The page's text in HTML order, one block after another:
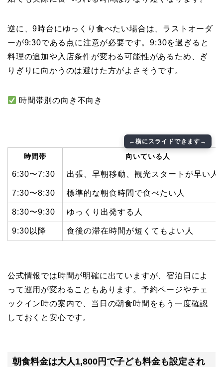
逆に、9時台にゆっくり食べたい場合は、ラストオーダ
ーが9:30である点に注意が必要です。9:30を過ぎると
料理の追加や入店条件が変わる可能性があるため、ぎ
りぎりに向かうのは避けた方がよさそうです。
時間帯別の向き不向き
時間帯 向いている人
6:30〜7:30 出張、早朝移動、観光スタートが早い人
7:30〜8:30 標準的な朝食時間で食べたい人
8:30〜9:30 ゆっくり出発する人
9:30以降 食後の滞在時間が短くてもよい人
公式情報では時間が明確に出ていますが、宿泊日によ
って運用が変わることもあります。予約ページやチェ
ックイン時の案内で、当日の朝食時間をもう一度確認
しておくと安心です。
朝食料金は大人1,800円で子ども料金も設定され